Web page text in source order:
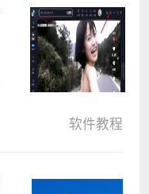
软件教程